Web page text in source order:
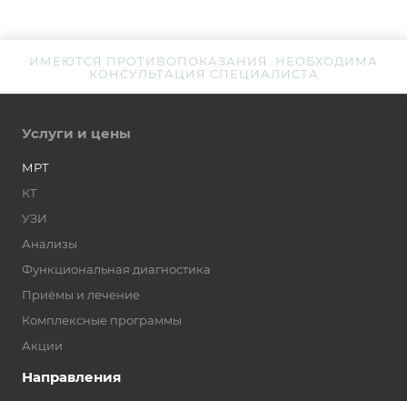
ИМЕЮТСЯ ПРОТИВОПОКАЗАНИЯ. НЕОБХОДИМА
КОНСУЛЬТАЦИЯ СПЕЦИАЛИСТА
Услуги и цены
МРТ
КТ
УЗИ
Анализы
Функциональная диагностика
Приёмы и лечение
Комплексные программы
Акции
Направления